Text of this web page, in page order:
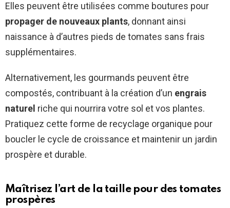
Elles peuvent être utilisées comme boutures pour
propager de nouveaux plants, donnant ainsi
naissance à d’autres pieds de tomates sans frais
supplémentaires.
Alternativement, les gourmands peuvent être
compostés, contribuant à la création d’un engrais
naturel riche qui nourrira votre sol et vos plantes.
Pratiquez cette forme de recyclage organique pour
boucler le cycle de croissance et maintenir un jardin
prospère et durable.
Maîtrisez l’art de la taille pour des tomates
prospères